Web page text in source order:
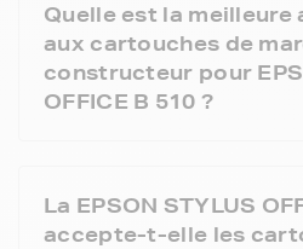
Quelle est la
aux cartouches de
constructeur pour
OFFICE B 510 ?
La EPSON STYLUS
accepte-t-elle les